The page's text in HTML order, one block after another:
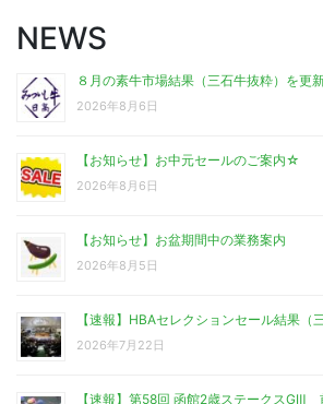
NEWS
８月の素牛市場結果（三石牛抜粋）を更
2026年8月6日
【お知らせ】お中元セールのご案内☆
2026年8月6日
【お知らせ】お盆期間中の業務案内
2026年8月5日
【速報】HBAセレクションセール結果（
2026年7月22日
【速報】第58回 函館2歳ステークス